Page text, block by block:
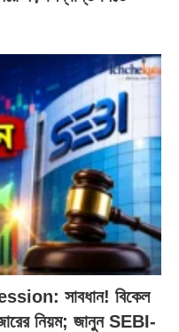
সাবধান! বিকেল
নিয়ম; জানুন SEBI-